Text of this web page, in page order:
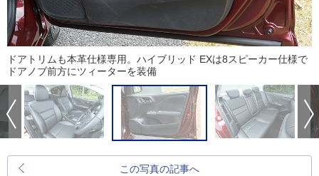
ドアトリムも本革仕様専用。ハイブリッド EXは8スピーカー仕様で
ドアノブ前方にツィーターを装備
この写真の記事へ